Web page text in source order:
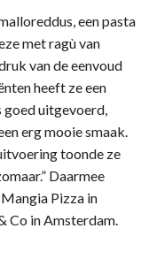
een pasta
met ragù van
van de eenvoud
heeft ze een
goed uitgevoerd,
erg mooie smaak.
toonde ze
Daarmee
Pizza in
Co in Amsterdam.